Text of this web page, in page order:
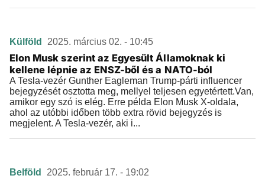
Külföld 2025. március 02. - 10:45
Elon Musk szerint az Egyesült Államoknak ki
kellene lépnie az ENSZ-ből és a NATO-ból
A Tesla-vezér Gunther Eagleman Trump-párti influencer
bejegyzését osztotta meg, mellyel teljesen egyetértett.Van,
amikor egy szó is elég. Erre példa Elon Musk X-oldala,
ahol az utóbbi időben több extra rövid bejegyzés is
megjelent. A Tesla-vezér, aki i...
Belföld 2025. február 17. - 19:02